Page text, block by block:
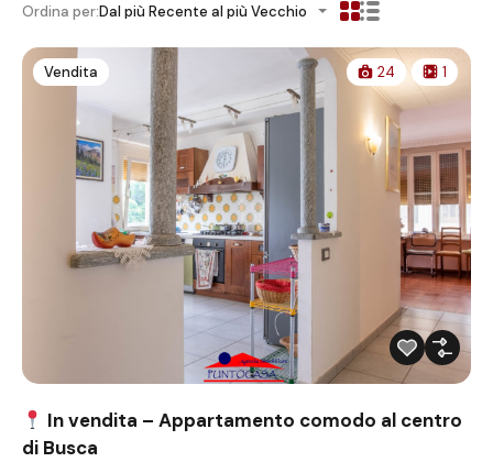
Ordina per:Dal più Recente al più Vecchio
Vendita 24 1
In vendita – Appartamento comodo al centro
di Busca